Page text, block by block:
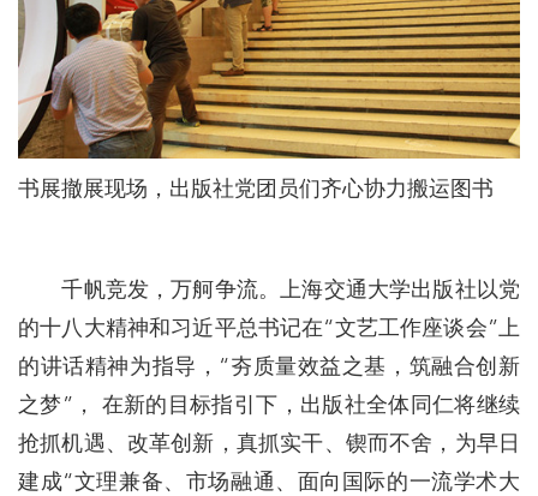
书展撤展现场，出版社党团员们齐心协力搬运图书
千帆竞发，万舸争流。上海交通大学出版社以党
的十八大精神和习近平总书记在“文艺工作座谈会”上
的讲话精神为指导，“夯质量效益之基，筑融合创新
之梦”， 在新的目标指引下，出版社全体同仁将继续
抢抓机遇、改革创新，真抓实干、锲而不舍，为早日
建成“文理兼备、市场融通、面向国际的一流学术大